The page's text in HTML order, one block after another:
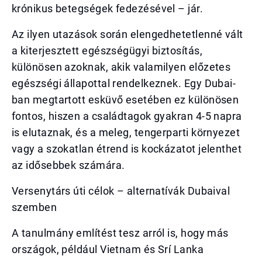
krónikus betegségek fedezésével – jár.
Az ilyen utazások során elengedhetetlenné vált
a kiterjesztett egészségügyi biztosítás,
különösen azoknak, akik valamilyen előzetes
egészségi állapottal rendelkeznek. Egy Dubai-
ban megtartott esküvő esetében ez különösen
fontos, hiszen a családtagok gyakran 4-5 napra
is elutaznak, és a meleg, tengerparti környezet
vagy a szokatlan étrend is kockázatot jelenthet
az idősebbek számára.
Versenytárs úti célok – alternatívák Dubaival
szemben
A tanulmány említést tesz arról is, hogy más
országok, például Vietnam és Srí Lanka